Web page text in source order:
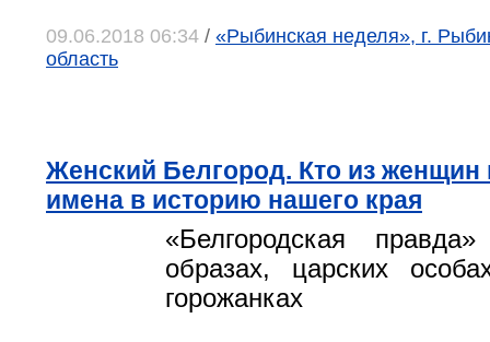
09.06.2018 06:34 / «Рыбинская неделя», г.
область
Женский Белгород. Кто из женщин
имена в историю нашего края
«Белгородская
образах, царских
горожанках